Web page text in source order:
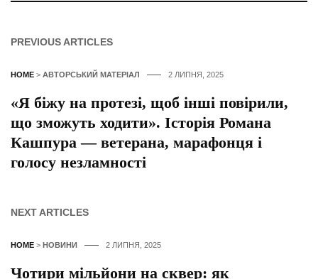
PREVIOUS ARTICLES
HOME > АВТОРСЬКИЙ МАТЕРІАЛ 2 ЛИПНЯ, 2025
«Я біжу на протезі, щоб інші повірили,
що зможуть ходити». Історія Романа
Кашпура — ветерана, марафонця і
голосу незламності
NEXT ARTICLES
HOME > НОВИНИ 2 ЛИПНЯ, 2025
Чотири мільйони на сквер: як